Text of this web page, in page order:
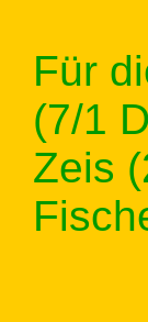
Für
(7/1
Zeis